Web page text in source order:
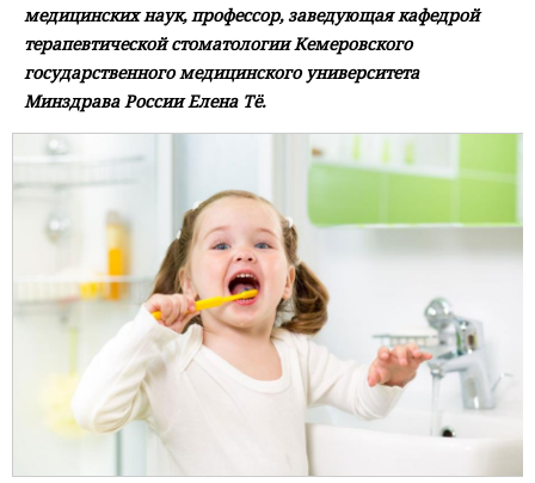
медицинских наук, профессор, заведующая кафедрой
терапевтической стоматологии Кемеровского
государственного медицинского университета
Минздрава России Елена Тё.